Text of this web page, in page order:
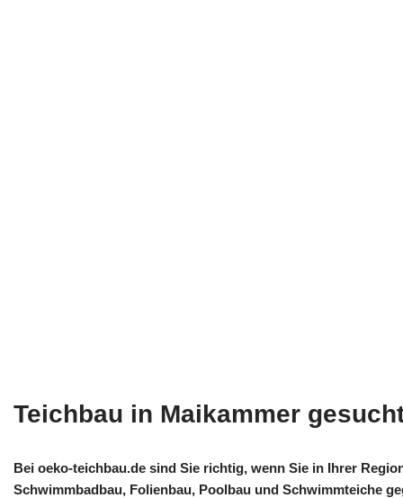
Teichbau in Maikammer
Bei oeko-teichbau.de sind Sie richtig, wenn Sie in Ihrer
Schwimmbadbau, Folienbau, Poolbau und Schwimmteiche